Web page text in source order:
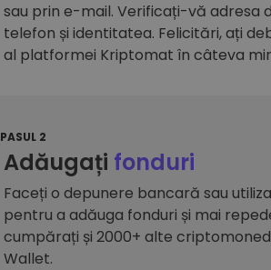
Explorator de investiții
Găsește-ți strategia cripto
sau prin e-mail. Verificați-vă adresa
telefon și identitatea. Felicitări, ați
al platformei Kriptomat în câteva
PASUL 2
Adăugați fonduri
Faceți o depunere bancară sau
pentru a adăuga fonduri și mai
cumpărați și 2000+ alte
Wallet.